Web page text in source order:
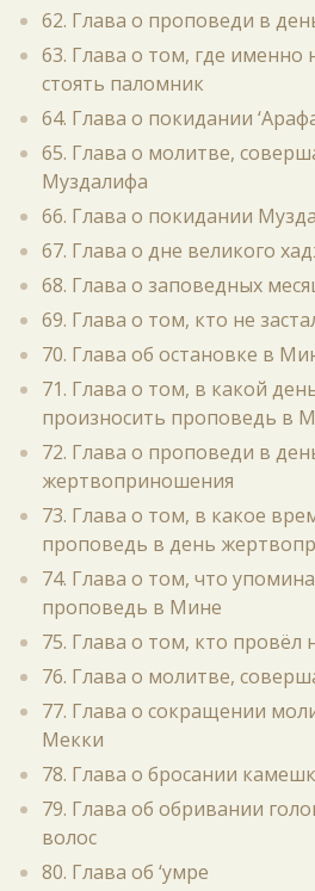
62. Глава о проповеди в
63. Глава о том, где именно
стоять паломник
64. Глава о покидании
65. Глава о молитве,
Муздалифа
66. Глава о покидании
67. Глава о дне великого
68. Глава о заповедных
69. Глава о том, кто не
70. Глава об остановке в
71. Глава о том, в какой
произносить проповедь в
72. Глава о проповеди в
жертвоприношения
73. Глава о том, в какое
проповедь в день
74. Глава о том, что
проповедь в Мине
75. Глава о том, кто
76. Глава о молитве,
77. Глава о сокращении
Мекки
78. Глава о бросании
79. Глава об обривании
волос
80. Глава об ‘умре